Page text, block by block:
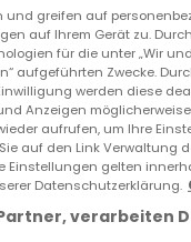
à 3 km.
nord-sud et
il y a un passage
2,5
Hause
einen
Netz
und greifen auf
auf Ihrem Gerät zu.
für die unter „Wir
aufgeführten Zwecke.
werden diese
Anzeigen
aufrufen, um Ihre
auf den Link Verwaltung
Einstellungen gelten
Datenschutzerklärung.
verarbeiten